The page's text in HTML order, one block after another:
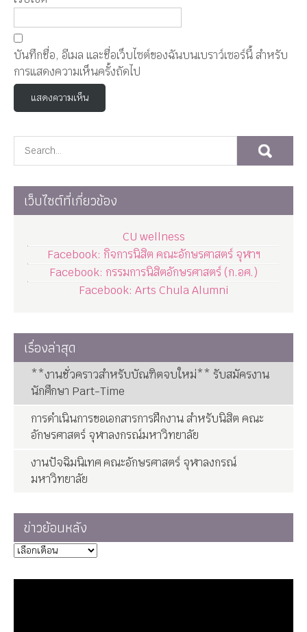
บันทึกชื่อ, อีเมล และชื่อเว็บไซต์ของฉันบนเบราว์เซอร์นี้ สำหรับ
การแสดงความเห็นครั้งถัดไป
เว็บไซต์ที่เกี่ยวข้อง
CU wellness
Facebook: กิจการนิสิต คณะอักษรศาสตร์ จุฬาฯ
Facebook: กรรมการนิสิตอักษรศาสตร์ (ก.อศ.)
Facebook: Arts Chula Alumni
เรื่องล่าสุด
**งานชั่วคราวสำหรับบัณฑิตจบใหม่** รับสมัครงาน
นักศึกษา Part-Time
การดำเนินการขอเอกสารการฝึกงาน สำหรับนิสิต คณะ
อักษรศาสตร์ จุฬาลงกรณ์มหาวิทยาลัย
งานปัจฉิมนิเทศ คณะอักษรศาสตร์ จุฬาลงกรณ์
มหาวิทยาลัย
ข่าวย้อนหลัง